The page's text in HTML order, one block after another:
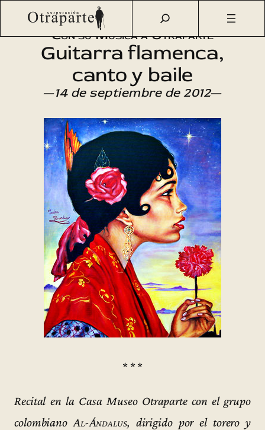
Saltar
Otraparte.org/ Agenda Cultural Música Recital flamenco
Con su Música a Otraparte
Guitarra flamenca,
canto y baile
—14 de septiembre de 2012—
* * *
Recital en la Casa Museo Otraparte con el grupo
colombiano Al-Ándalus, dirigido por el torero y